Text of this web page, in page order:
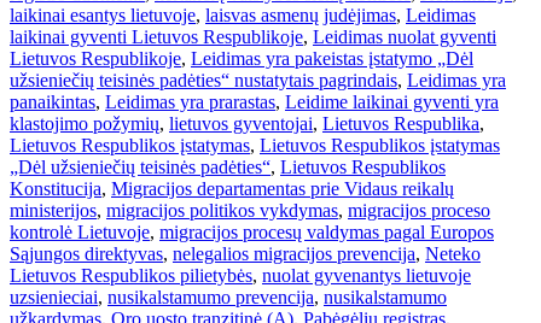
laikinai esantys lietuvoje, laisvas asmenų judėjimas, Leidimas
laikinai gyventi Lietuvos Respublikoje, Leidimas nuolat gyventi
Lietuvos Respublikoje, Leidimas yra pakeistas įstatymo „Dėl
užsieniečių teisinės padėties“ nustatytais pagrindais, Leidimas yra
panaikintas, Leidimas yra prarastas, Leidime laikinai gyventi yra
klastojimo požymių, lietuvos gyventojai, Lietuvos Respublika,
Lietuvos Respublikos įstatymas, Lietuvos Respublikos įstatymas
„Dėl užsieniečių teisinės padėties“, Lietuvos Respublikos
Konstitucija, Migracijos departamentas prie Vidaus reikalų
ministerijos, migracijos politikos vykdymas, migracijos proceso
kontrolė Lietuvoje, migracijos procesų valdymas pagal Europos
Sąjungos direktyvas, nelegalios migracijos prevencija, Neteko
Lietuvos Respublikos pilietybės, nuolat gyvenantys lietuvoje
uzsienieciai, nusikalstamumo prevencija, nusikalstamumo